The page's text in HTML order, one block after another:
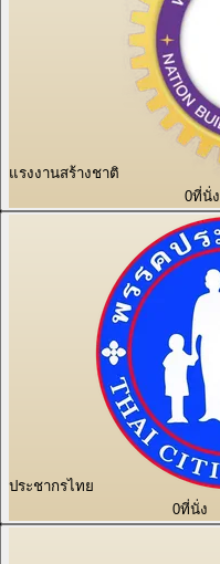
แรงงานสร้างชาติ
0ที่นั่ง
ประชากรไทย
0ที่นั่ง